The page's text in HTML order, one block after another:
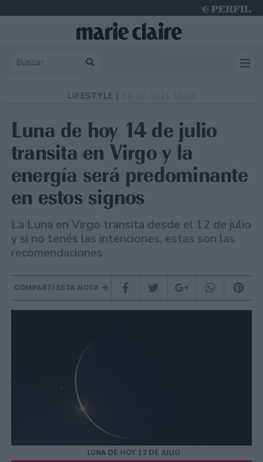
LIFESTYLE |
Luna de hoy 14 de julio
transita en Virgo y la
energía será predominante
en estos signos
La Luna en Virgo transita desde el 12 de julio
y si no tenés las intenciones, estas son las
recomendaciones
COMPARTÍ ESTA NOTA
LUNA DE HOY 12 DE JULIO